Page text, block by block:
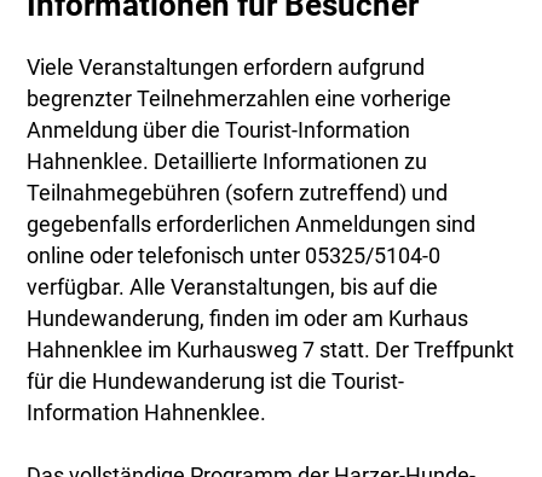
Viele Veranstaltungen erfordern aufgrund
begrenzter Teilnehmerzahlen eine vorherige
Anmeldung über die Tourist-Information
Hahnenklee. Detaillierte Informationen zu
Teilnahmegebühren (sofern zutreffend) und
gegebenfalls erforderlichen Anmeldungen sind
online oder telefonisch unter 05325/5104-0
verfügbar. Alle Veranstaltungen, bis auf die
Hundewanderung, finden im oder am Kurhaus
Hahnenklee im Kurhausweg 7 statt. Der Treffpunkt
für die Hundewanderung ist die Tourist-
Information Hahnenklee.